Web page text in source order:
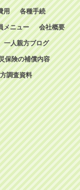
用 各種手続
メニュー 会社概要
一人親方ブログ
保険の補償内容
調査資料